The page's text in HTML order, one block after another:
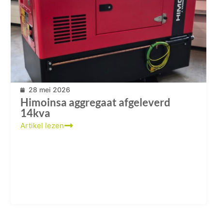
28 mei 2026
Himoinsa aggregaat afgeleverd
14kva
Artikel lezen